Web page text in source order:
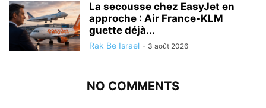
La secousse chez EasyJet en
approche : Air France-KLM
guette déjà...
Rak Be Israel - 3 août 2026
NO COMMENTS